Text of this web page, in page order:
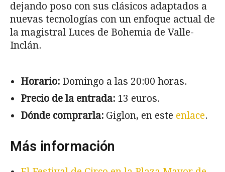
dejando poso con sus clásicos adaptados a
nuevas tecnologías con un enfoque actual de
la magistral Luces de Bohemia de Valle-
Inclán.
Horario: Domingo a las 20:00 horas.
Precio de la entrada: 13 euros.
Dónde comprarla: Giglon, en este enlace.
Más información